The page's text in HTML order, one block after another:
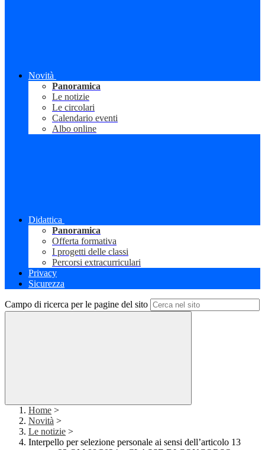
Novità
Panoramica
Le notizie
Le circolari
Calendario eventi
Albo online
Didattica
Panoramica
Offerta formativa
I progetti delle classi
Percorsi extracurriculari
Privacy
Sicurezza
Campo di ricerca per le pagine del sito
Home >
Novità >
Le notizie >
Interpello per selezione personale ai sensi dell’articolo 13